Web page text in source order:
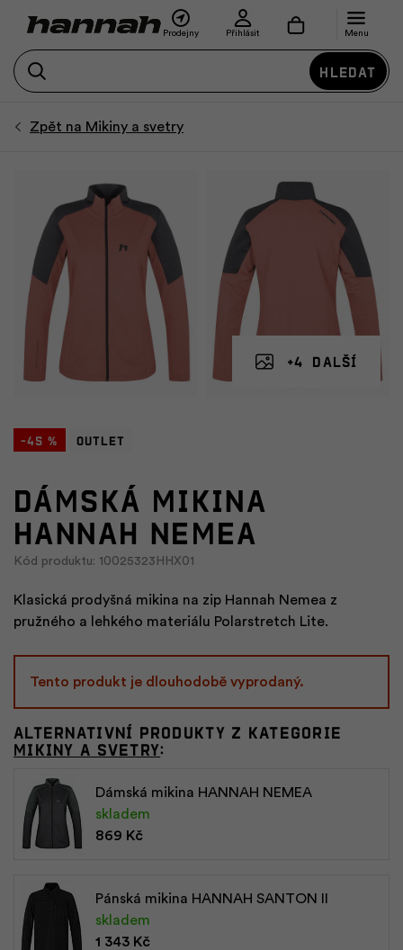
Hledat
Prodejny Přihlásit Menu
+4 další
-45 % Outlet
Dámská mikina
HANNAH NEMEA
Kód produktu: 10025323HHX01
Klasická prodyšná mikina na zip Hannah Nemea z
pružného a lehkého materiálu Polarstretch Lite.
Tento produkt je dlouhodobě vyprodaný.
Alternativní produkty z kategorie
Mikiny a svetry:
Dámská mikina HANNAH NEMEA
skladem
869 Kč
Pánská mikina HANNAH SANTON II
skladem
1 343 Kč